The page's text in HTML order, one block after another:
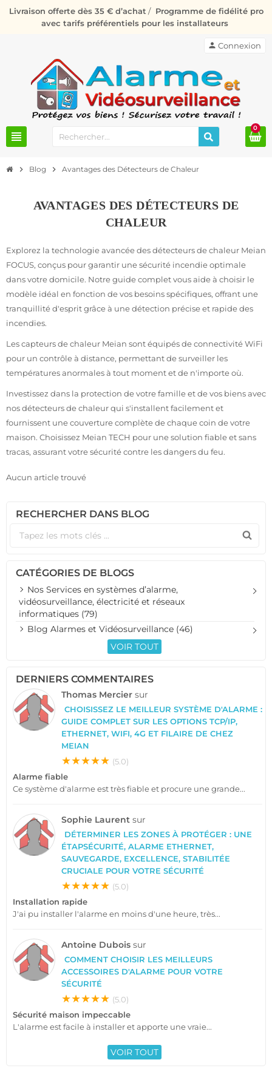
Livraison offerte dès 35 € d’achat / Programme de fidélité pro
avec tarifs préférentiels pour les installateurs
view_headline
person Connexion
0
chevron_right Blog chevron_right Avantages des Détecteurs de Chaleur
AVANTAGES DES DÉTECTEURS DE
CHALEUR
Explorez la technologie avancée des détecteurs de chaleur Meian
FOCUS, conçus pour garantir une sécurité incendie optimale
dans votre domicile. Notre guide complet vous aide à choisir le
modèle idéal en fonction de vos besoins spécifiques, offrant une
tranquillité d'esprit grâce à une détection précise et rapide des
incendies.
Les capteurs de chaleur Meian sont équipés de connectivité WiFi
pour un contrôle à distance, permettant de surveiller les
températures anormales à tout moment et de n'importe où.
Investissez dans la protection de votre famille et de vos biens avec
nos détecteurs de chaleur qui s'installent facilement et
fournissent une couverture complète de chaque coin de votre
maison. Choisissez Meian TECH pour une solution fiable et sans
tracas, assurant votre sécurité contre les dangers du feu.
Aucun article trouvé
RECHERCHER DANS BLOG
CATÉGORIES DE BLOGS
Nos Services en systèmes d’alarme,
vidéosurveillance, électricité et réseaux
informatiques (79)
Blog Alarmes et Vidéosurveillance (46)
VOIR TOUT
DERNIERS COMMENTAIRES
Thomas Mercier sur
CHOISISSEZ LE MEILLEUR SYSTÈME D'ALARME :
GUIDE COMPLET SUR LES OPTIONS TCP/IP,
ETHERNET, WIFI, 4G ET FILAIRE DE CHEZ
MEIAN
★★★★★ (5.0)
Alarme fiable
Ce système d'alarme est très fiable et procure une grande...
Sophie Laurent sur
DÉTERMINER LES ZONES À PROTÉGER : UNE
ÉTAPSÉCURITÉ, ALARME ETHERNET,
SAUVEGARDE, EXCELLENCE, STABILITÉE
CRUCIALE POUR VOTRE SÉCURITÉ
★★★★★ (5.0)
Installation rapide
J'ai pu installer l'alarme en moins d'une heure, très...
Antoine Dubois sur
COMMENT CHOISIR LES MEILLEURS
ACCESSOIRES D'ALARME POUR VOTRE
SÉCURITÉ
★★★★★ (5.0)
Sécurité maison impeccable
L'alarme est facile à installer et apporte une vraie...
VOIR TOUT